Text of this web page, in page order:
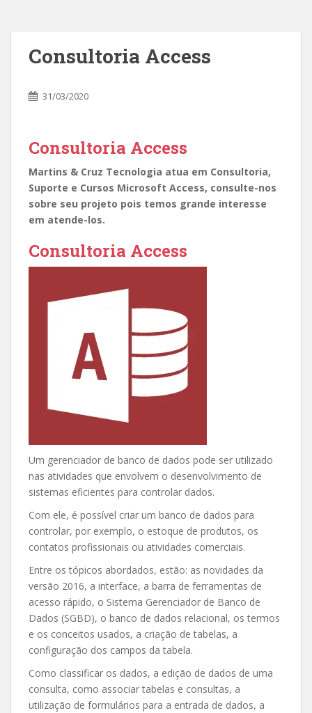
Consultoria Access
31/03/2020
Consultoria Access
Martins & Cruz Tecnologia atua em Consultoria,
Suporte e Cursos Microsoft Access, consulte-nos
sobre seu projeto pois temos grande interesse
em atende-los.
Consultoria Access
Um gerenciador de banco de dados pode ser utilizado
nas atividades que envolvem o desenvolvimento de
sistemas eficientes para controlar dados.
Com ele, é possível criar um banco de dados para
controlar, por exemplo, o estoque de produtos, os
contatos profissionais ou atividades comerciais.
Entre os tópicos abordados, estão: as novidades da
versão 2016, a interface, a barra de ferramentas de
acesso rápido, o Sistema Gerenciador de Banco de
Dados (SGBD), o banco de dados relacional, os termos
e os conceitos usados, a criação de tabelas, a
configuração dos campos da tabela.
Como classificar os dados, a edição de dados de uma
consulta, como associar tabelas e consultas, a
utilização de formulários para a entrada de dados, a